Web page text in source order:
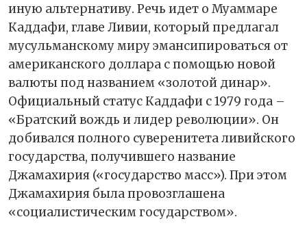
иную альтернативу. Речь идет о Муаммаре
Каддафи, главе Ливии, который предлагал
мусульманскому миру эмансипироваться от
американского доллара с помощью новой
валюты под названием «золотой динар».
Официальный статус Каддафи с 1979 года –
«Братский вождь и лидер революции». Он
добивался полного суверенитета ливийского
государства, получившего название
Джамахирия («государство масс»). При этом
Джамахирия была провозглашена
«социалистическим государством».